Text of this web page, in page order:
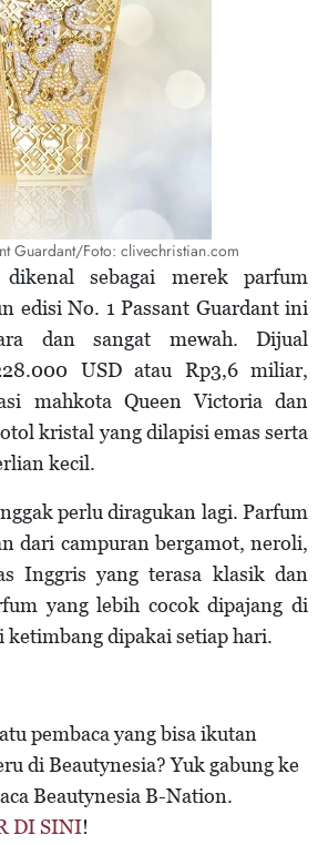
Guardant/Foto: clivechristian.com
sebagai merek parfum
edisi No. 1 Passant Guardant ini
dan sangat mewah. Dijual
USD atau Rp3,6 miliar,
mahkota Queen Victoria dan
kristal yang dilapisi emas serta
kecil.
perlu diragukan lagi. Parfum
dari campuran bergamot, neroli,
Inggris yang terasa klasik dan
yang lebih cocok dipajang di
ketimbang dipakai setiap hari.
pembaca yang bisa ikutan
di Beautynesia? Yuk gabung ke
Beautynesia B-Nation.
DI SINI!